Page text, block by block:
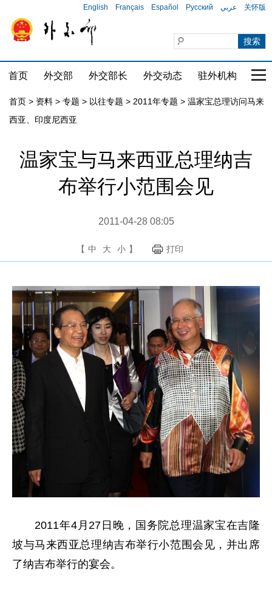
English Français Español Русский عربي 关怀版
首页 外交部 外交部长 外交动态 驻外机构 国
首页 > 资料 > 专题 > 以往专题 > 2011年专题 > 温家宝总理访问马来
西亚、印度尼西亚
温家宝与马来西亚总理纳吉
布举行小范围会见
2011-04-28 08:05
【 中 大 小 】 打印
2011年4月27日晚，国务院总理温家宝在吉隆
坡与马来西亚总理纳吉布举行小范围会见，并出席
了纳吉布举行的宴会。